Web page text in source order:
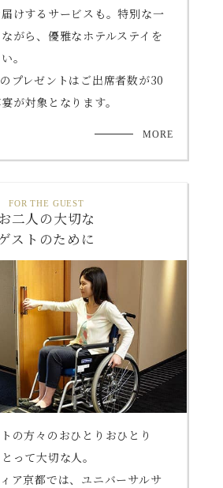
けするサービスも。特別な一
がら、優雅なホテルステイを
。
プレゼントはご出席者数が30
が対象となります。
MORE
FOR THE GUEST
二人の大切な
ストのために
の方々のおひとりおひとり
って大切な人。
ア京都では、ユニバーサルサ